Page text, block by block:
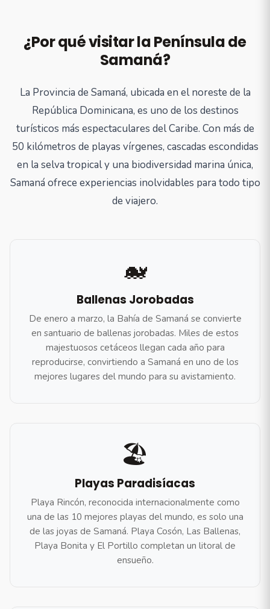
¿Por qué visitar la Península de
Samaná?
La Provincia de Samaná, ubicada en el noreste de la
República Dominicana, es uno de los destinos
turísticos más espectaculares del Caribe. Con más de
50 kilómetros de playas vírgenes, cascadas escondidas
en la selva tropical y una biodiversidad marina única,
Samaná ofrece experiencias inolvidables para todo tipo
de viajero.
🐋
Ballenas Jorobadas
De enero a marzo, la Bahía de Samaná se convierte
en santuario de ballenas jorobadas. Miles de estos
majestuosos cetáceos llegan cada año para
reproducirse, convirtiendo a Samaná en uno de los
mejores lugares del mundo para su avistamiento.
🏖️
Playas Paradisíacas
Playa Rincón, reconocida internacionalmente como
una de las 10 mejores playas del mundo, es solo una
de las joyas de Samaná. Playa Cosón, Las Ballenas,
Playa Bonita y El Portillo completan un litoral de
ensueño.